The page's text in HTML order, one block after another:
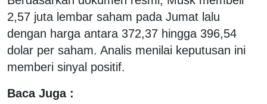
2,57 juta lembar saham pada Jumat lalu
dengan harga antara 372,37 hingga 396,54
dolar per saham. Analis menilai keputusan ini
memberi sinyal positif.
Baca Juga :